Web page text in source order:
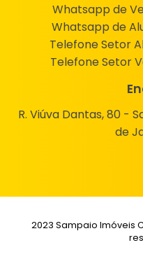
Whatsapp de
Whatsapp de
Telefone Setor
Telefone Setor
R. Viúva Dantas, 80 -
de
2023 Sampaio Imóveis